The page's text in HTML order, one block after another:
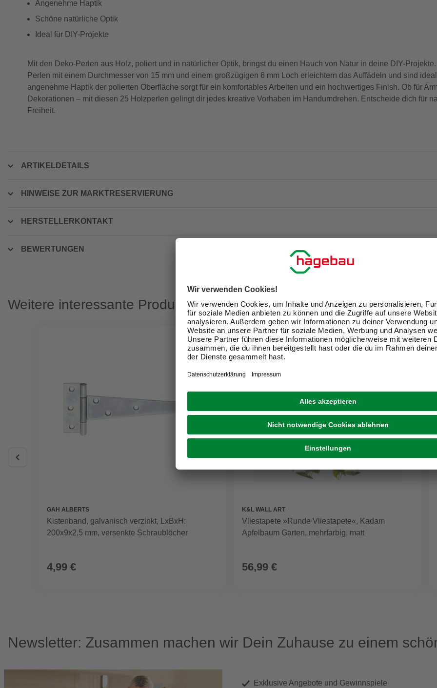
Angenehme Haptik
Schöne natürliche Optik
Ideal für DIY-Projekte
Mit den Deko-Perlen aus Holz, poliert und in natürlicher Optik, bringst du einen Hauch von Natur in deine DIY-
Perlen mit einem Durchmesser von 15 mm und einem großzügigen 6 mm Loch erleichtern das Auffädeln und sind
angenehme Haptik der polierten Oberfläche sorgt für ein komfortables Arbeiten und ein hochwertiges Finish. Ob für
Dekorationen – mit diesen 25 Holzperlen gelingt dir jedes kreative Vorhaben im Handumdrehen. Entscheide dich für
Freiheit.
ARTIKELDETAILS
HINWEISE ZUR MARKTRESERVIERUNG
HERSTELLERKONTAKT
BEWERTUNGEN
Weitere interessante Produkte
GAH ALBERTS
Kistenband, galvanisch verzinkt, LxBxH:
200x9x2,5 mm, versenkte Schraublöcher
4,99 €
K&L WALL ART
Vliestapete »Runde Vliestapete«, Kadam
Apfelbaum Garten, mehrfarbig, matt
56,99 €
Newsletter: Zusammen machen wir Dein Zuhause zu einem
Exklusive Angebote und Gewinnspiele